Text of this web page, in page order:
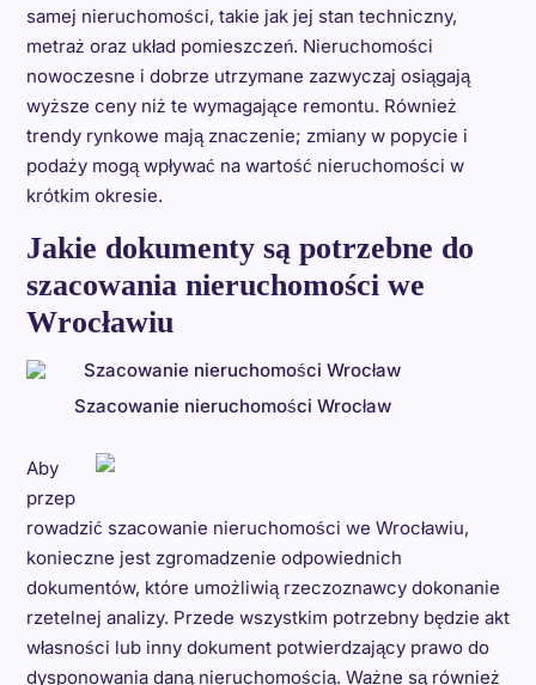
samej nieruchomości, takie jak jej stan techniczny,
metraż oraz układ pomieszczeń. Nieruchomości
nowoczesne i dobrze utrzymane zazwyczaj osiągają
wyższe ceny niż te wymagające remontu. Również
trendy rynkowe mają znaczenie; zmiany w popycie i
podaży mogą wpływać na wartość nieruchomości w
krótkim okresie.
Jakie dokumenty są potrzebne do
szacowania nieruchomości we
Wrocławiu
Szacowanie nieruchomości Wrocław
Aby
przep
rowadzić szacowanie nieruchomości we Wrocławiu,
konieczne jest zgromadzenie odpowiednich
dokumentów, które umożliwią rzeczoznawcy dokonanie
rzetelnej analizy. Przede wszystkim potrzebny będzie akt
własności lub inny dokument potwierdzający prawo do
dysponowania daną nieruchomością. Ważne są również